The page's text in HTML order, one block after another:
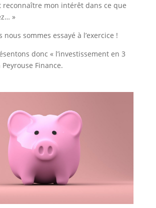
reconnaître mon intérêt dans ce que
»
nous sommes essayé à l’exercice !
donc « l’investissement en 3
Finance.